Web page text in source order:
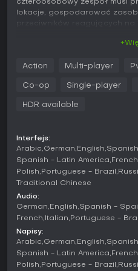
czteroosobowy zespół musi
lokacje, gospodarować
przeciwników reagujących na
kampanii i walka z typowymi
odmianami, które potrafią
palnej i białej, a sukces
konfigurowalnych Ocalonych,
unikalnymi atutami
zarządzania zdrowiem po siłę
kart, które dają premie do
efekty oddziałujące na całą
próba przebiega inaczej -
wytrzymałość, rodzaje
Game Director śledzi postępy
dodając zagrożenia,
nakładając karty korupcji,
Action Multi-player
Co-op Single-player
HDR available
Interfejs:
Arabic German English
Spanish - Latin America French
Polish Portuguese - Brazil
Traditional Chinese
Audio:
German English Spanish -
French Italian Portuguese -
Napisy:
Arabic German English
Spanish - Latin America French
Polish Portuguese - Brazil